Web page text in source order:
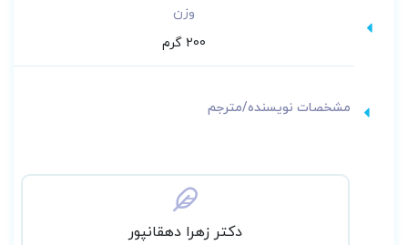
وزن
200 گرم
مشخصات نویسنده/مترجم
دکتر زهرا دهقانپور